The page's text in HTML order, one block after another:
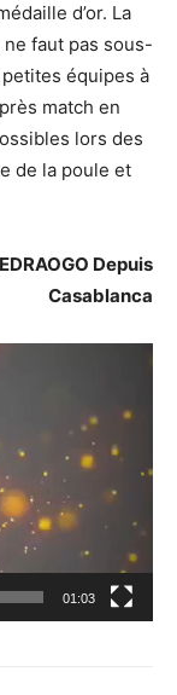
d’or. La
faut pas sous-
équipes à
match en
lors des
de la poule et
Depuis
Casablanca
01:03